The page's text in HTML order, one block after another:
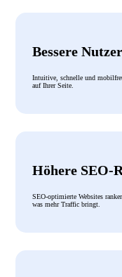
Bessere
Intuitive, schnelle und
auf Ihrer Seite.
Höhere SEO-
SEO-optimierte Websites
was mehr Traffic bringt.